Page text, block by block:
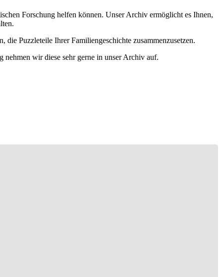
Forschung helfen können. Unser Archiv ermöglicht es Ihnen,
Puzzleteile Ihrer Familiengeschichte zusammenzusetzen.
nehmen wir diese sehr gerne in unser Archiv auf.